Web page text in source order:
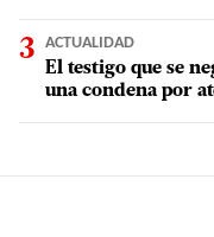
ACTUALIDAD
El testigo que se
una condena por